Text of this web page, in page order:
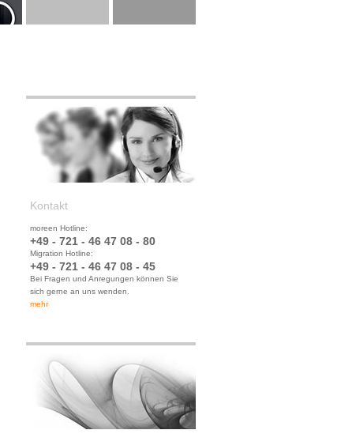
Kontakt
moreen Hotline:
+49 - 721 - 46 47 08 - 80
Migration Hotline:
+49 - 721 - 46 47 08 - 45
Bei Fragen und Anregungen können Sie
sich gerne an uns wenden.
mehr